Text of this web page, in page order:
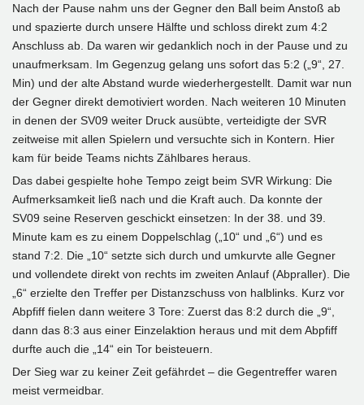
Nach der Pause nahm uns der Gegner den Ball beim Anstoß ab
und spazierte durch unsere Hälfte und schloss direkt zum 4:2
Anschluss ab. Da waren wir gedanklich noch in der Pause und zu
unaufmerksam. Im Gegenzug gelang uns sofort das 5:2 („9“, 27.
Min) und der alte Abstand wurde wiederhergestellt. Damit war nun
der Gegner direkt demotiviert worden. Nach weiteren 10 Minuten
in denen der SV09 weiter Druck ausübte, verteidigte der SVR
zeitweise mit allen Spielern und versuchte sich in Kontern. Hier
kam für beide Teams nichts Zählbares heraus.
Das dabei gespielte hohe Tempo zeigt beim SVR Wirkung: Die
Aufmerksamkeit ließ nach und die Kraft auch. Da konnte der
SV09 seine Reserven geschickt einsetzen: In der 38. und 39.
Minute kam es zu einem Doppelschlag („10“ und „6“) und es
stand 7:2. Die „10“ setzte sich durch und umkurvte alle Gegner
und vollendete direkt von rechts im zweiten Anlauf (Abpraller). Die
„6“ erzielte den Treffer per Distanzschuss von halblinks. Kurz vor
Abpfiff fielen dann weitere 3 Tore: Zuerst das 8:2 durch die „9“,
dann das 8:3 aus einer Einzelaktion heraus und mit dem Abpfiff
durfte auch die „14“ ein Tor beisteuern.
Der Sieg war zu keiner Zeit gefährdet – die Gegentreffer waren
meist vermeidbar.